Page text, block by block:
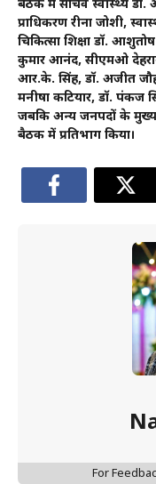
बैठक में सचिव स्वास्थ्य डॉ.
प्राधिकरण रीना जोशी,
चिकित्सा शिक्षा डॉ.
कुमार आनंद, सीएमओ
आर.के. सिंह, डॉ. अजीत
मनीषा कटियार, डॉ. पंकज
जबकि अन्य जनपदों के मुख्य
बैठक में प्रतिभाग किया।
For